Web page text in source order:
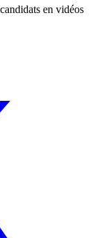
en vidéos